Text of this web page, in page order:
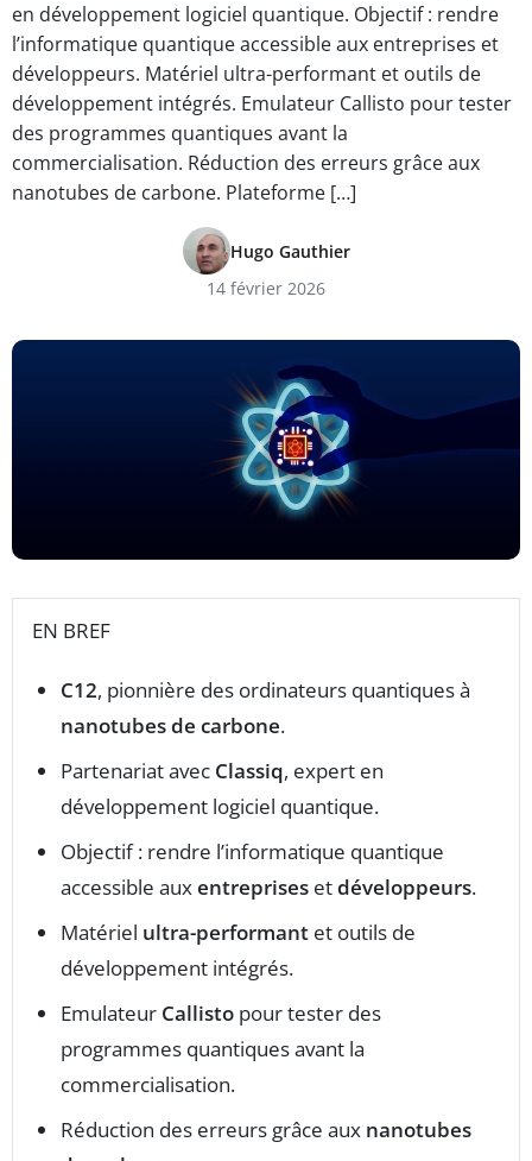
en développement logiciel quantique. Objectif : rendre
l’informatique quantique accessible aux entreprises et
développeurs. Matériel ultra-performant et outils de
développement intégrés. Emulateur Callisto pour tester
des programmes quantiques avant la
commercialisation. Réduction des erreurs grâce aux
nanotubes de carbone. Plateforme […]
Hugo Gauthier
14 février 2026
EN BREF
C12, pionnière des ordinateurs quantiques à
nanotubes de carbone.
Partenariat avec Classiq, expert en
développement logiciel quantique.
Objectif : rendre l’informatique quantique
accessible auxentreprises etdéveloppeurs.
Matériel ultra-performant et outils de
développement intégrés.
Emulateur Callisto pour tester des
programmes quantiques avant la
commercialisation.
Réduction des erreurs grâce aux nanotubes